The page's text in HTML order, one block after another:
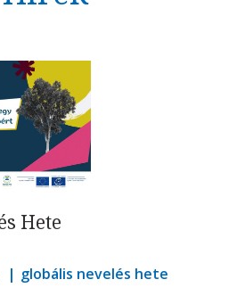
Hete
globális nevelés hete